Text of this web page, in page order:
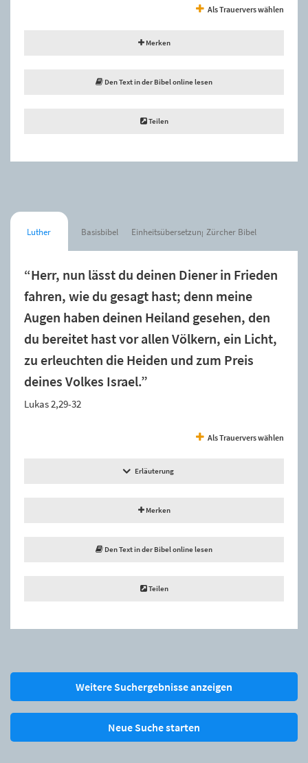
Als Trauervers wählen
Merken
Den Text in der Bibel online lesen
Teilen
Luther Basisbibel Einheitsübersetzung Zürcher Bibel
“Herr, nun lässt du deinen Diener in Frieden
fahren, wie du gesagt hast; denn meine
Augen haben deinen Heiland gesehen, den
du bereitet hast vor allen Völkern, ein Licht,
zu erleuchten die Heiden und zum Preis
deines Volkes Israel.”
Lukas 2,29-32
Als Trauervers wählen
Erläuterung
Merken
Den Text in der Bibel online lesen
Teilen
Weitere Suchergebnisse anzeigen
Neue Suche starten